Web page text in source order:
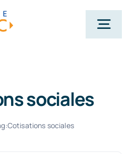
nous ?
sociales
Cotisations sociales